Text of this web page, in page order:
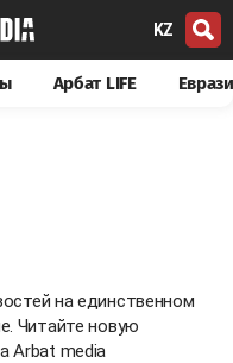
KZ
Арбат LIFE
на единственном
Читайте новую
Arbat media